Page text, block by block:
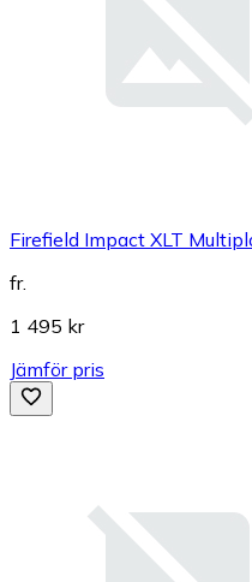
Firefield Impact XLT
fr.
1 495 kr
Jämför pris